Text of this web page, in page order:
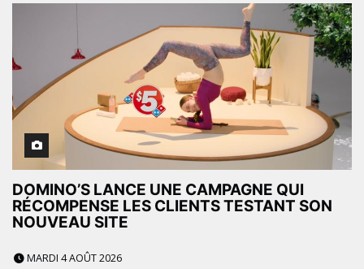
DOMINO’S LANCE UNE CAMPAGNE QUI
RÉCOMPENSE LES CLIENTS TESTANT SON
NOUVEAU SITE
MARDI 4 AOÛT 2026